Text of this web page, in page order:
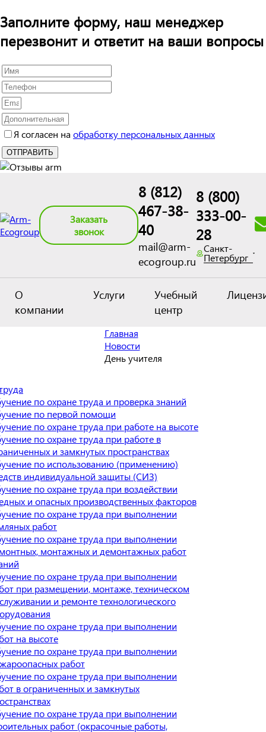
Заполните форму, наш менеджер
перезвонит и ответит на ваши вопросы
Я согласен на обработку персональных данных
Заказать
звонок
8 (812)
467-38-
40
mail@arm-
ecogroup.ru
8 (800)
333-00-
28
Санкт-
Петербург
О
компании
Услуги
Учебный
центр
Главная
Новости
День учителя
по охране труда и проверка знаний
по первой помощи
по охране труда при работе на высоте
по охране труда при работе в
и замкнутых пространствах
по использованию (применению)
индивидуальной защиты (СИЗ)
по охране труда при воздействии
и опасных производственных факторов
по охране труда при выполнении
работ
по охране труда при выполнении
монтажных и демонтажных работ
по охране труда при выполнении
при размещении, монтаже, техническом
и ремонте технологического
по охране труда при выполнении
на высоте
по охране труда при выполнении
работ
по охране труда при выполнении
в ограниченных и замкнутых
по охране труда при выполнении
работ (окрасочные работы,